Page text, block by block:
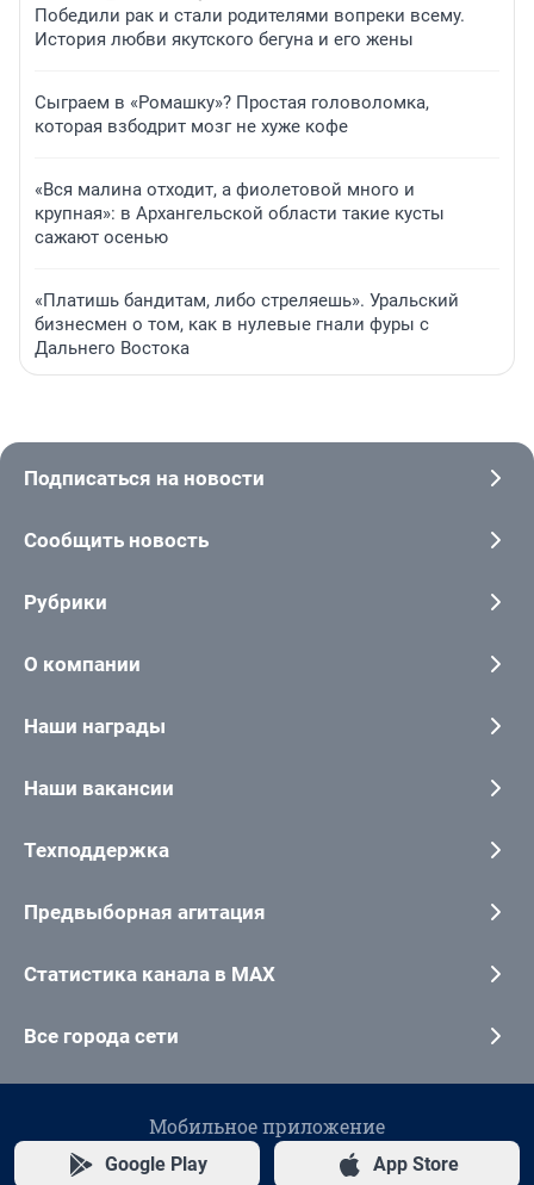
Победили рак и стали родителями вопреки всему.
История любви якутского бегуна и его жены
Сыграем в «Ромашку»? Простая головоломка,
которая взбодрит мозг не хуже кофе
«Вся малина отходит, а фиолетовой много и
крупная»: в Архангельской области такие кусты
сажают осенью
«Платишь бандитам, либо стреляешь». Уральский
бизнесмен о том, как в нулевые гнали фуры с
Дальнего Востока
Подписаться на новости
Сообщить новость
Рубрики
О компании
Наши награды
Наши вакансии
Техподдержка
Предвыборная агитация
Статистика канала в MAX
Все города сети
Мобильное приложение
Google Play App Store